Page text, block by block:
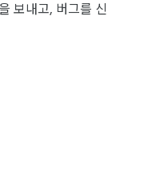
보내고, 버그를 신